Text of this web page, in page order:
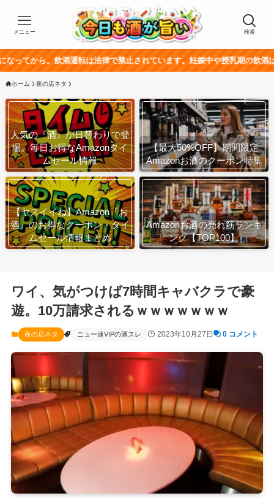
検索
メニュー
。飲酒運転は法律で禁止されています。妊娠中や授乳期の飲酒は、胎児・
ホーム 夜の店ネタ
人気の『酒』が日替わりで登
場。毎日お得なAmazonタイ
ムセール情報
【最大50%OFF】期間限定
Amazonお酒のクーポン特集
【ヤスイイね】Amazon『お
酒』のお得なクーポン・タイ
ムセール情報まとめ
Amazonお酒の売れ筋ランキ
ング【TOP100】
ワイ、気がつけば7時間キャバクラで豪
遊。10万請求されるｗｗｗｗｗｗｗ
夜の店ネタ ニュー速VIPの酒スレ 2023年10月27日 0 コメント